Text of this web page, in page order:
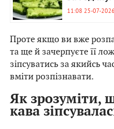
11:08 25-07-2026
Проте якщо ви вже
та ще й зачерпуєте її
зіпсуватись за якийсь
вміти розпізнавати.
Як зрозуміти,
кава